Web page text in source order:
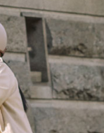
Vinoora
125